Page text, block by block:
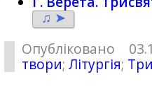
♫ ➤
Опубліковано
твори;Літургія;